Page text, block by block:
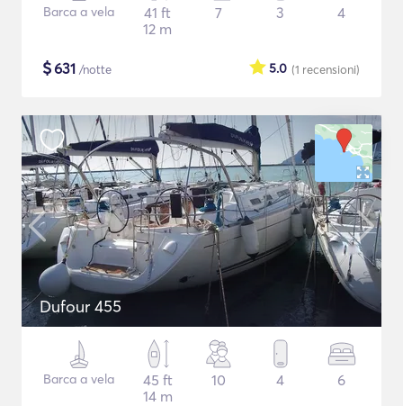
Barca a vela
41 ft
12 m
7 3 4
$631 /notte (1 recensioni)
5.0
Dufour 455
Barca a vela
45 ft
14 m
10 4 6